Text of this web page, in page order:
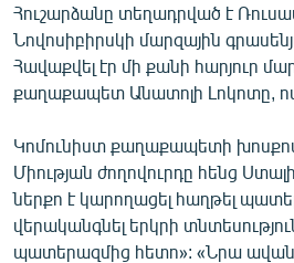
ՓՈԴՔԱՍԹ
Հայերեն
Русский
ՀԵՏԵՎԵՔ ՄԵԶ
Հուշարձանը տեղադրված է
Նովոսիբիրսկի մարզային
Հավաքվել էր մի քանի հարյուր
քաղաքապետ Անատոլի Լոկոտը,
Կոմունիստ քաղաքապետի
Միության ժողովուրդը հենց
ներքո է կարողացել հաղթել
վերականգնել երկրի
պատերազմից հետո»: «Նրա